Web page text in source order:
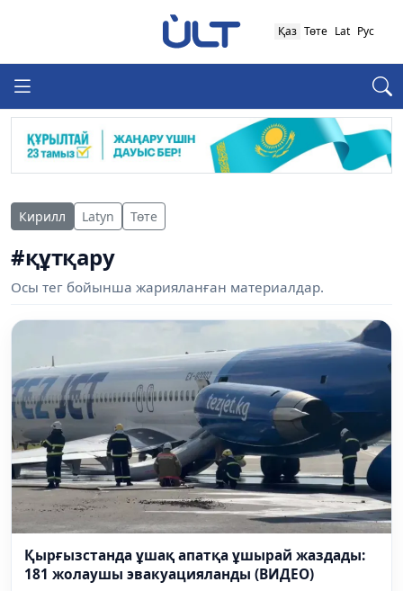
Қаз Төте Lat Рус
Кирилл Latyn Төте
#құтқару
Осы тег бойынша жарияланған материалдар.
Қырғызстанда ұшақ апатқа ұшырай жаздады:
181 жолаушы эвакуацияланды (ВИДЕО)